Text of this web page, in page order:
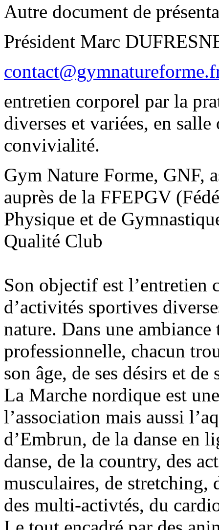
Autre document de
Président Marc
entretien corporel par la
diverses et variées, en
convivialité.
Gym Nature Forme, GNF,
auprès de la FFEPGV
Physique et de
Qualité Club
Son objectif est l’entretien
d’activités sportives
nature. Dans une
professionnelle, chacun
son âge, de ses désirs et de
La Marche nordique est
l’association mais aussi
d’Embrun, de la danse en
danse, de la country, des
musculaires, de stretching,
des multi-activtés, du